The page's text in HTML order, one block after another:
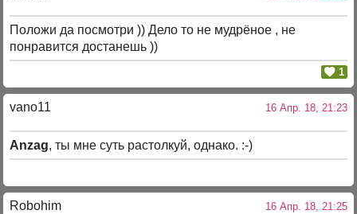
Положи да посмотри )) Дело то не мудрёное , не
понравится достанешь ))
1
vano11 16 Апр. 18, 21:23
Anzag, ты мне суть растолкуй, однако. :-)
Robohim 16 Апр. 18, 21:25